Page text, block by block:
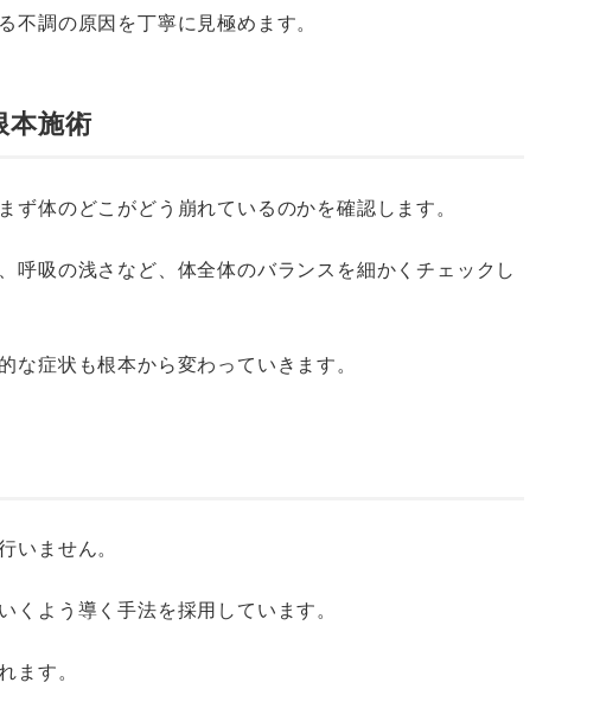
調の原因を丁寧に見極めます。
本施術
体のどこがどう崩れているのかを確認します。
吸の浅さなど、体全体のバランスを細かくチェックし
症状も根本から変わっていきます。
いません。
よう導く手法を採用しています。
ます。